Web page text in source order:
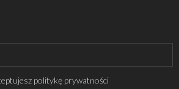
politykę prywatności